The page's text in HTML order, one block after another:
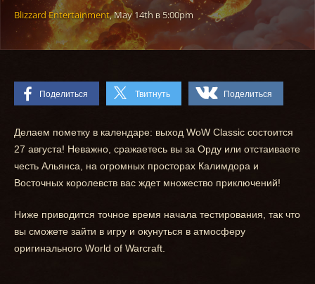
Blizzard Entertainment,May 14th в 5:00pm
Поделиться Твитнуть Поделиться
Делаем пометку в календаре: выход WoW Classic состоится
27 августа! Неважно, сражаетесь вы за Орду или отстаиваете
честь Альянса, на огромных просторах Калимдора и
Восточных королевств вас ждет множество приключений!
Ниже приводится точное время начала тестирования, так что
вы сможете зайти в игру и окунуться в атмосферу
оригинального World of Warcraft.